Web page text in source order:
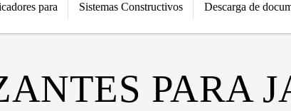
para Sistemas Constructivos Descarga de
PARA